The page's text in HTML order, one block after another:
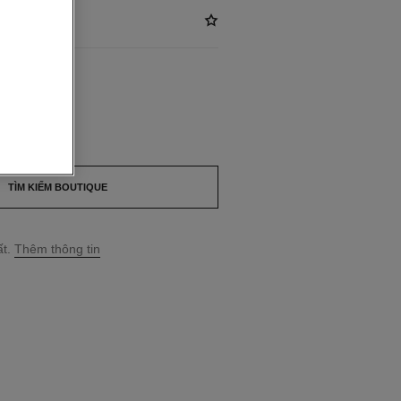
TÌM KIẾM BOUTIQUE
Thêm thông tin